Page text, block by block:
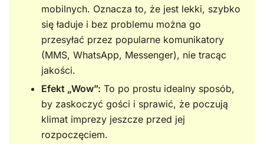
mobilnych. Oznacza to, że jest lekki, szybko
się ładuje i bez problemu można go
przesyłać przez popularne komunikatory
(MMS, WhatsApp, Messenger), nie tracąc
jakości.
Efekt „Wow”: To po prostu idealny sposób,
by zaskoczyć gości i sprawić, że poczują
klimat imprezy jeszcze przed jej
rozpoczęciem.